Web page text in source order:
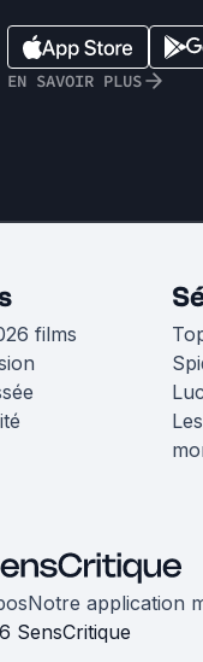
EN SAVOIR PLUS
films
Notre application
SensCritique